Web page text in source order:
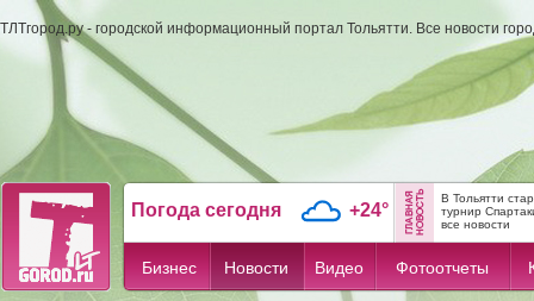
ТЛТгород.ру - городской информационный портал Тольятти. Все новости
Погода сегодня +24°
В Тольятти
турнир
все новости
Бизнес Новости Видео Фотоотчеты